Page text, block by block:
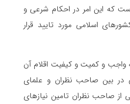
که این امر در احکام شرعی و
اسلامی مورد تایید قرار
واجب و کمیت و کیفیت اقلام آن
در بین صاحب نظران و علمای
از صاحب نظران تامین نیازهای